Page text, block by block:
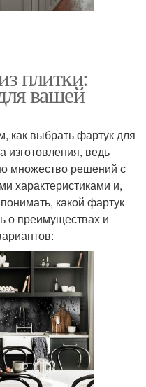
плитки:
вашей
как выбрать фартук для
изготовления, ведь
множество решений с
характеристиками и,
какой фартук
о преимуществах и